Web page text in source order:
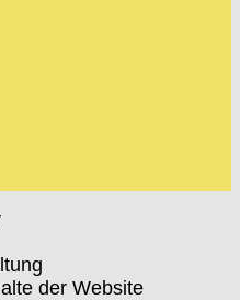
der Website